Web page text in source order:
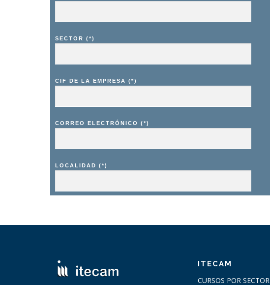
SECTOR (*)
CIF DE LA EMPRESA (*)
CORREO ELECTRÓNICO (*)
LOCALIDAD (*)
ITECAM
CURSOS POR SECTOR